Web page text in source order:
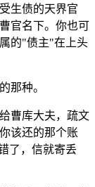
生债的天界官
官名下。你也可
的"债主"在上头
那种。
曹库大夫，疏文
该还的那个账
了，信就寄丢